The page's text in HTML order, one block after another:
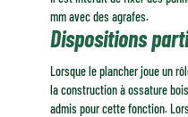
mm avec des agrafes.
Dispositions
Lorsque le plancher joue un
la construction à ossature
admis pour cette fonction.